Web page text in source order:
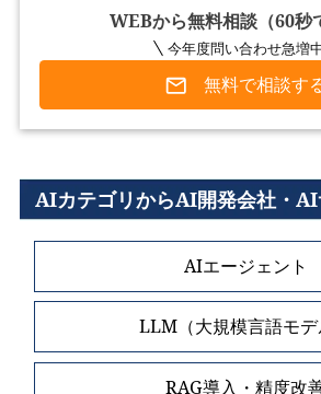
WEBから無料相談（60秒
今年度問い合わせ急増
無料で相談す
AIカテゴリからAI開発会社・
AIエージェント
LLM（大規模言語モデ
RAG導入・精度改